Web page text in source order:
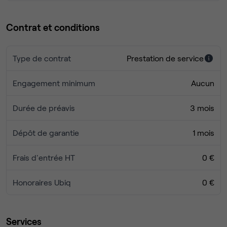
Contrat et conditions
Type de contrat Prestation de service
Engagement minimum Aucun
Durée de préavis 3 mois
Dépôt de garantie 1 mois
Frais d'entrée HT 0 €
Honoraires Ubiq 0 €
Services